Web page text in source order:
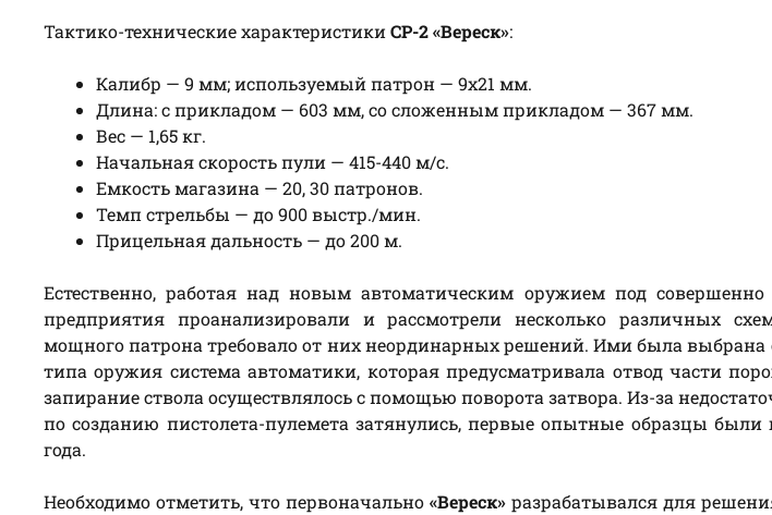
Тактико-технические характеристикиСР-2 «Вереск»:
Калибр — 9 мм; используемый патрон — 9х21 мм.
Длина: с прикладом — 603 мм, со сложенным прикладом — 367 мм.
Вес — 1,65 кг.
Начальная скорость пули — 415-440 м/с.
Емкость магазина — 20, 30 патронов.
Темп стрельбы — до 900 выстр./мин.
Прицельная дальность — до 200 м.
Естественно, работая над новым автоматическим оружием под
предприятия проанализировали и рассмотрели несколько различных
мощного патрона требовало от них неординарных решений. Ими была выбрана
типа оружия система автоматики, которая предусматривала отвод части
запирание ствола осуществлялось с помощью поворота затвора. Из-за
по созданию пистолета-пулемета затянулись, первые опытные образцы были
года.
Необходимо отметить, что первоначально «Вереск» разрабатывался для